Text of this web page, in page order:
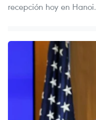
recepción hoy en Hanoi.